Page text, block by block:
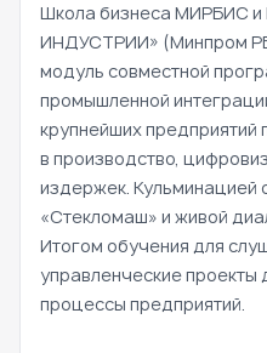
Школа бизнеса МИРБИС
ИНДУСТРИИ» (Минпром
модуль совместной
промышленной
крупнейших
в производство,
издержек. Кульминацией
«Стекломаш» и живой
Итогом обучения для
управленческие проекты
процессы предприятий.